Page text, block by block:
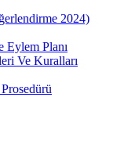
2024)
Eylem Planı
Ve Kuralları